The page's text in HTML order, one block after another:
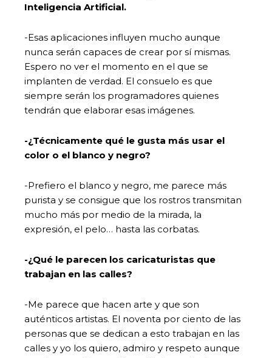
Inteligencia Artificial.
-Esas aplicaciones influyen mucho aunque
nunca serán capaces de crear por sí mismas.
Espero no ver el momento en el que se
implanten de verdad. El consuelo es que
siempre serán los programadores quienes
tendrán que elaborar esas imágenes.
-¿Técnicamente qué le gusta más usar el
color o el blanco y negro?
-Prefiero el blanco y negro, me parece más
purista y se consigue que los rostros transmitan
mucho más por medio de la mirada, la
expresión, el pelo… hasta las corbatas.
-¿Qué le parecen los caricaturistas que
trabajan en las calles?
-Me parece que hacen arte y que son
auténticos artistas. El noventa por ciento de las
personas que se dedican a esto trabajan en las
calles y yo los quiero, admiro y respeto aunque